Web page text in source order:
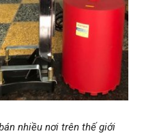
nhiều nơi trên thế giới